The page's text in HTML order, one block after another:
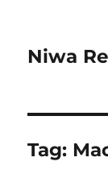
Niwa
Tag: